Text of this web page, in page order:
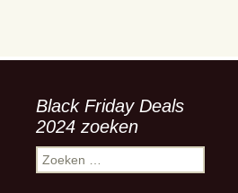
Black Friday Deals
2024 zoeken
Zoeken
naar: